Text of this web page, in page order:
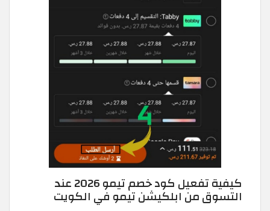
كيفية تفعيل كود خصم تيمو 2026 عند
التسوق من ابلكيشن تيمو في الكويت